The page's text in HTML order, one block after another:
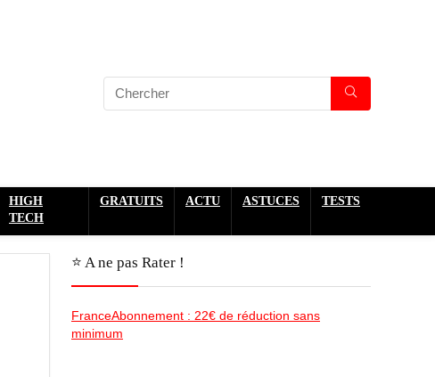
HIGH
TECH
GRATUITS ACTU ASTUCES TESTS
⭐️ A ne pas Rater !
FranceAbonnement : 22€ de réduction sans
minimum